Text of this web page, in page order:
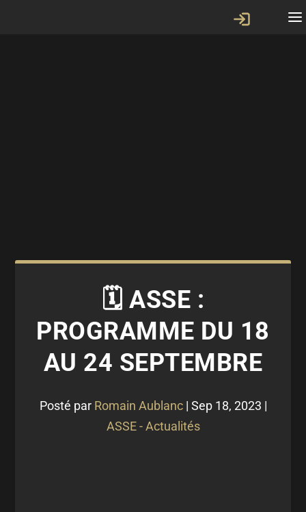
🗓 ASSE :
PROGRAMME DU 18
AU 24 SEPTEMBRE
Posté par Romain Aublanc| Sep 18, 2023 |
ASSE - Actualités